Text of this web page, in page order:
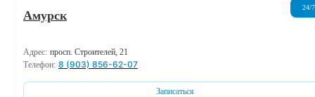
Амурск
24/7
Адрес: просп. Строителей, 21
Телефон: 8 (903) 856-62-07
Записаться